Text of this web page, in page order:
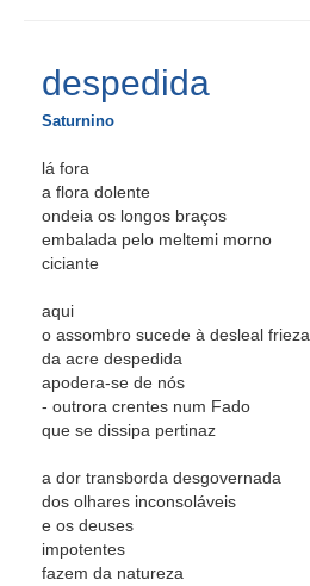
despedida
Saturnino
lá fora
a flora dolente
ondeia os longos braços
embalada pelo meltemi morno
ciciante
aqui
o assombro sucede à desleal frieza
da acre despedida
apodera-se de nós
- outrora crentes num Fado
que se dissipa pertinaz
a dor transborda desgovernada
dos olhares inconsoláveis
e os deuses
impotentes
fazem da natureza